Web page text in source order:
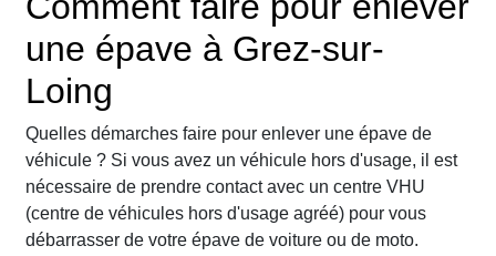
une épave à Grez-sur-
Loing
Quelles démarches faire pour enlever une épave de
véhicule ? Si vous avez un véhicule hors d'usage, il est
nécessaire de prendre contact avec un centre VHU
(centre de véhicules hors d'usage agréé) pour vous
débarrasser de votre épave de voiture ou de moto.